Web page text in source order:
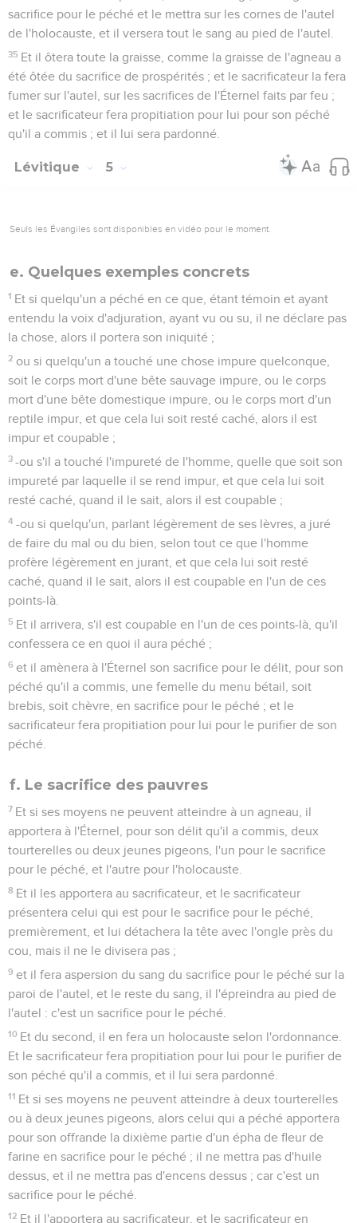
sacrifice pour le péché et le mettra sur les cornes de l'autel
de l'holocauste, et il versera tout le sang au pied de l'autel.
35 Et il ôtera toute la graisse, comme la graisse de l'agneau a
été ôtée du sacrifice de prospérités ; et le sacrificateur la fera
fumer sur l'autel, sur les sacrifices de l'Éternel faits par feu ;
et le sacrificateur fera propitiation pour lui pour son péché
qu'il a commis ; et il lui sera pardonné.
Lévitique 5
Seuls les Évangiles sont disponibles en vidéo pour le moment.
e. Quelques exemples concrets
1 Et si quelqu'un a péché en ce que, étant témoin et ayant
entendu la voix d'adjuration, ayant vu ou su, il ne déclare pas
la chose, alors il portera son iniquité ;
2 ou si quelqu'un a touché une chose impure quelconque,
soit le corps mort d'une bête sauvage impure, ou le corps
mort d'une bête domestique impure, ou le corps mort d'un
reptile impur, et que cela lui soit resté caché, alors il est
impur et coupable ;
3 -ou s'il a touché l'impureté de l'homme, quelle que soit son
impureté par laquelle il se rend impur, et que cela lui soit
resté caché, quand il le sait, alors il est coupable ;
4 -ou si quelqu'un, parlant légèrement de ses lèvres, a juré
de faire du mal ou du bien, selon tout ce que l'homme
profère légèrement en jurant, et que cela lui soit resté
caché, quand il le sait, alors il est coupable en l'un de ces
points-là.
5 Et il arrivera, s'il est coupable en l'un de ces points-là, qu'il
confessera ce en quoi il aura péché ;
6 et il amènera à l'Éternel son sacrifice pour le délit, pour son
péché qu'il a commis, une femelle du menu bétail, soit
brebis, soit chèvre, en sacrifice pour le péché ; et le
sacrificateur fera propitiation pour lui pour le purifier de son
péché.
f. Le sacrifice des pauvres
7 Et si ses moyens ne peuvent atteindre à un agneau, il
apportera à l'Éternel, pour son délit qu'il a commis, deux
tourterelles ou deux jeunes pigeons, l'un pour le sacrifice
pour le péché, et l'autre pour l'holocauste.
8 Et il les apportera au sacrificateur, et le sacrificateur
présentera celui qui est pour le sacrifice pour le péché,
premièrement, et lui détachera la tête avec l'ongle près du
cou, mais il ne le divisera pas ;
9 et il fera aspersion du sang du sacrifice pour le péché sur la
paroi de l'autel, et le reste du sang, il l'épreindra au pied de
l'autel : c'est un sacrifice pour le péché.
10 Et du second, il en fera un holocauste selon l'ordonnance.
Et le sacrificateur fera propitiation pour lui pour le purifier de
son péché qu'il a commis, et il lui sera pardonné.
11 Et si ses moyens ne peuvent atteindre à deux tourterelles
ou à deux jeunes pigeons, alors celui qui a péché apportera
pour son offrande la dixième partie d'un épha de fleur de
farine en sacrifice pour le péché ; il ne mettra pas d'huile
dessus, et il ne mettra pas d'encens dessus ; car c'est un
sacrifice pour le péché.
12 Et il l'apportera au sacrificateur, et le sacrificateur en